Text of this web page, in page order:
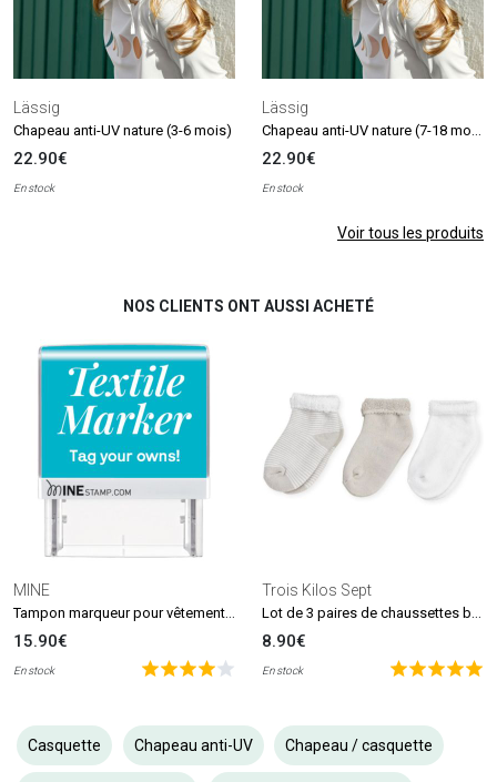
Lässig
Chapeau anti-UV nature (3-6 mois)
22.90€
En stock
Lässig
22.90€
En stock
Voir tous les produits
NOS CLIENTS ONT AUSSI ACHETÉ
MINE
15.90€
En stock
Trois Kilos Sept
8.90€
En stock
Casquette Chapeau anti-UV Chapeau / casquette